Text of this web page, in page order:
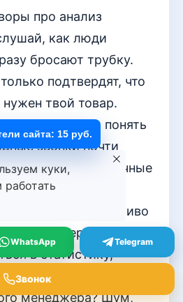
про анализ
как люди
бросают трубку.
подтвердят, что
твой товар.
чтобы понять
звонки почти
А те редкие удачные
просто
графики лишь красиво
конверсию.
в статистику,
что зря
менеджера? Шум,
куки,
WhatsApp Telegram
Звонок
сайта: 15 руб.